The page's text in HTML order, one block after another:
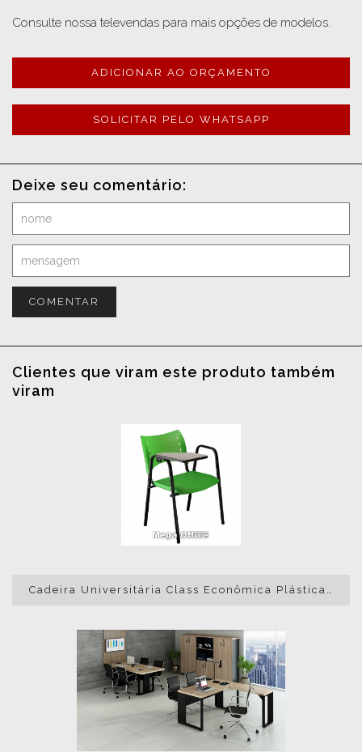
Consulte nossa televendas para mais opções de modelos.
ADICIONAR AO ORÇAMENTO
SOLICITAR PELO WHATSAPP
Deixe seu comentário:
COMENTAR
Clientes que viram este produto também
viram